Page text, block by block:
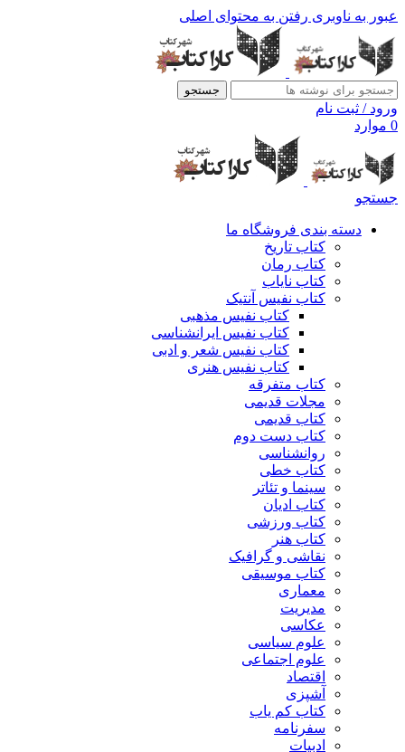
عبور به ناوبری رفتن به محتوای اصلی
جستجو
ورود / ثبت نام
0 موارد
جستجو
دسته بندی فروشگاه ما
کتاب تاریخ
کتاب رمان
کتاب نایاب
کتاب نفیس آنتیک
کتاب نفیس مذهبی
کتاب نفیس ایرانشناسی
کتاب نفیس شعر و ادبی
کتاب نفیس هنری
کتاب متفرقه
مجلات قدیمی
کتاب قدیمی
کتاب دست دوم
روانشناسی
کتاب خطی
سینما و تئاتر
کتاب ادیان
کتاب ورزشی
کتاب هنر
نقاشی و گرافیک
کتاب موسیقی
معماری
مدیریت
عکاسی
علوم سیاسی
علوم اجتماعی
اقتصاد
آشپزی
کتاب کم یاب
سفرنامه
ادبیات